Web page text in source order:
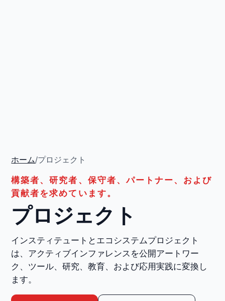
ホーム/プロジェクト
構築者、研究者、保守者、パートナー、および
貢献者を求めています。
プロジェクト
インスティテュートとエコシステムプロジェクト
は、アクティブインファレンスを公開アートワー
ク、ツール、研究、教育、および応用実践に変換し
ます。